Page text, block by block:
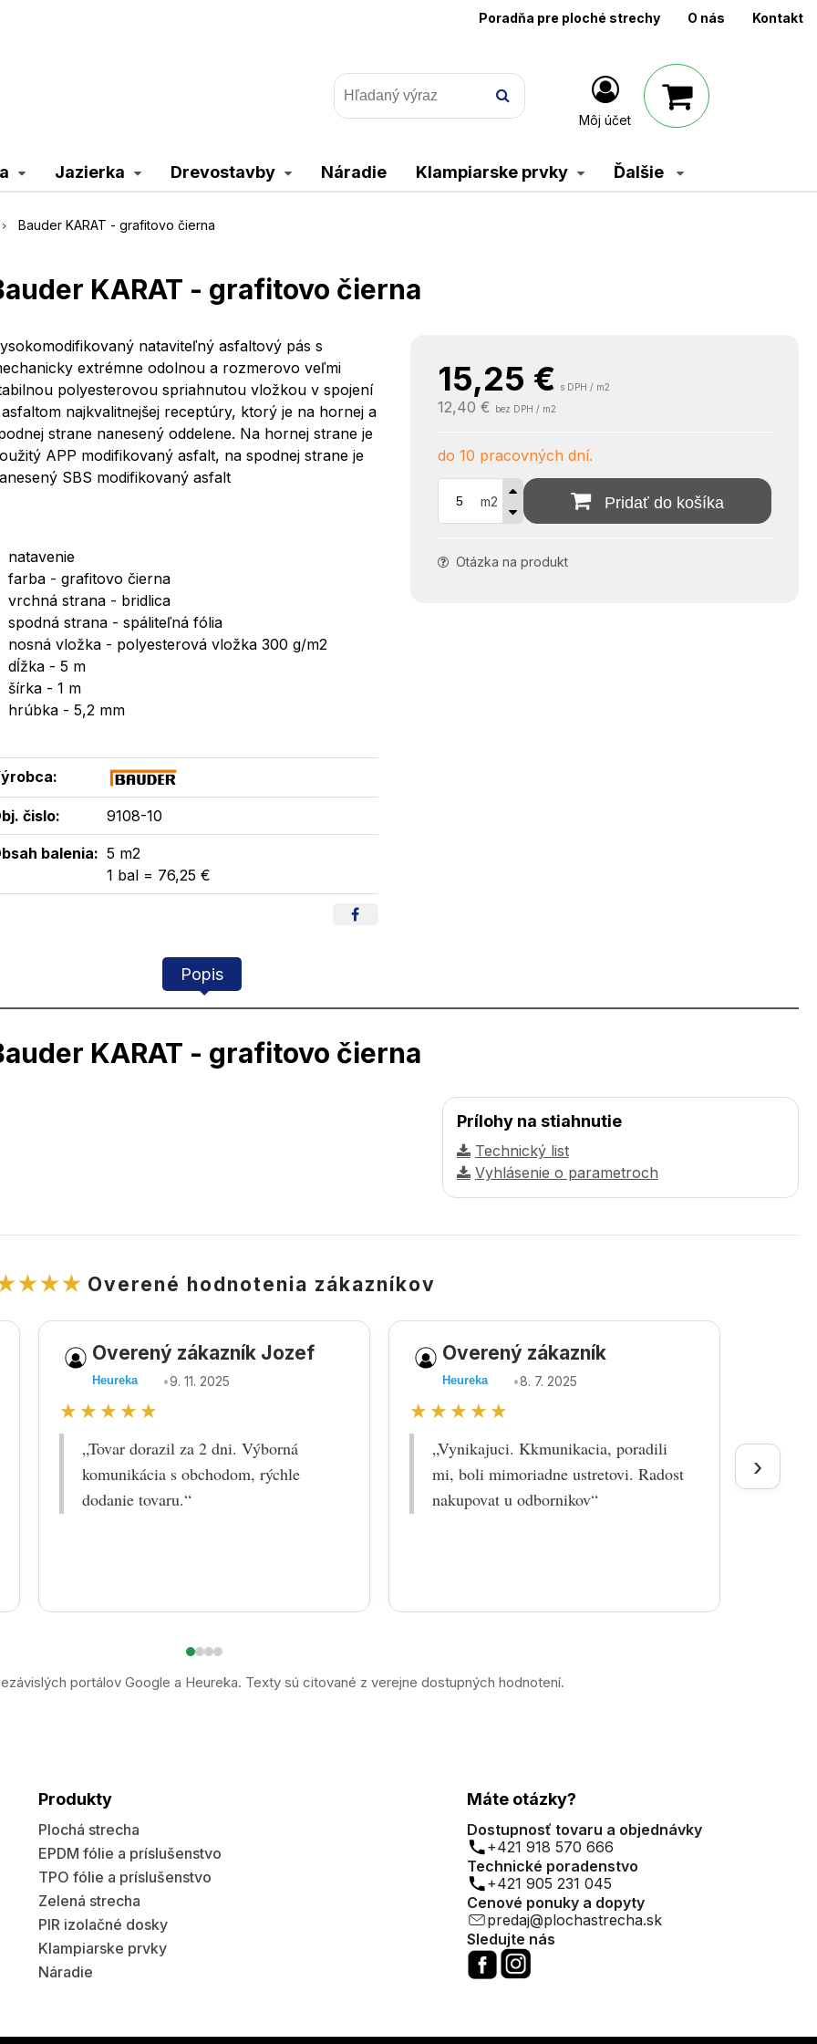
Poradňa pre ploché strechy O nás Kontakt
Môj účet
Jazierka Drevostavby Náradie Klampiarske prvky Ďalšie
Bauder KARAT - grafitovo čierna
KARAT - grafitovo čierna
15,25 € s DPH / m2
12,40 € bez DPH / m2
do 10 pracovných dní.
m2 Pridať do košíka
Otázka na produkt
nataviteľný asfaltový pás s
extrémne odolnou a rozmerovo veľmi
polyesterovou spriahnutou vložkou v spojení
najkvalitnejšej receptúry, ktorý je na hornej a
strane nanesený oddelene. Na hornej strane je
APP modifikovaný asfalt, na spodnej strane je
SBS modifikovaný asfalt
natavenie
farba - grafitovo čierna
vrchná strana - bridlica
spodná strana - spáliteľná fólia
nosná vložka - polyesterová vložka 300 g/m2
dĺžka - 5 m
šírka - 1 m
hrúbka - 5,2 mm
čislo: 9108-10
balenia: 5 m2
1 bal = 76,25 €
Popis
KARAT - grafitovo čierna
Prílohy na stiahnutie
Technický list
Vyhlásenie o parametroch
Overené hodnotenia zákazníkov
Overený zákazník Jozef
Heureka •9. 11. 2025
★★★★★
„Tovar dorazil za 2 dni. Výborná
komunikácia s obchodom, rýchle
dodanie tovaru.“
Overený zákazník
Heureka •8. 7. 2025
★★★★★
„Vynikajuci. Kkmunikacia, poradili
mi, boli mimoriadne ustretovi. Radost
nakupovat u odbornikov“
›
portálov Google a Heureka. Texty sú citované z verejne dostupných hodnotení.
Produkty
Plochá strecha
EPDM fólie a príslušenstvo
TPO fólie a príslušenstvo
Zelená strecha
PIR izolačné dosky
Klampiarske prvky
Náradie
Máte otázky?
Dostupnosť tovaru a objednávky
+421 918 570 666
Technické poradenstvo
+421 905 231 045
Cenové ponuky a dopyty
predaj@plochastrecha.sk
Sledujte nás